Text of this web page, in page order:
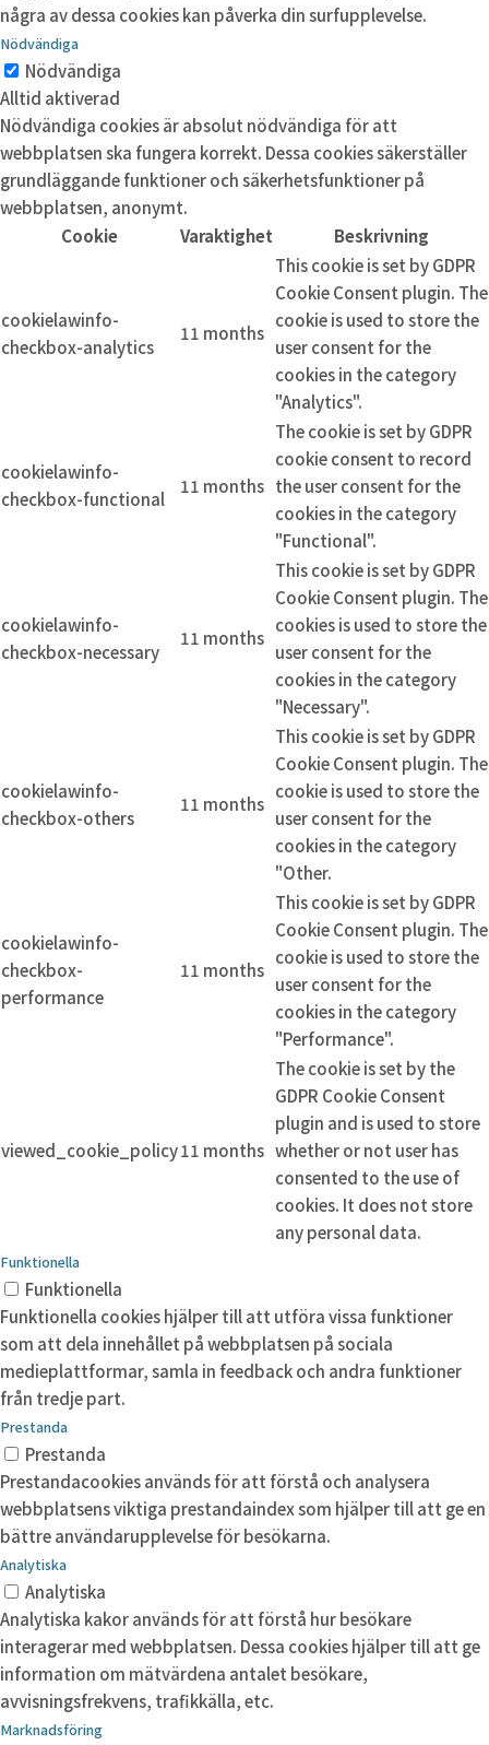
några av dessa cookies kan påverka din surfupplevelse.
Nödvändiga
Nödvändiga
Alltid aktiverad
Nödvändiga cookies är absolut nödvändiga för att
webbplatsen ska fungera korrekt. Dessa cookies säkerställer
grundläggande funktioner och säkerhetsfunktioner på
webbplatsen, anonymt.
Cookie
Varaktighet Beskrivning
cookielawinfo-
checkbox-analytics
11 months
This cookie is set by GDPR
Cookie Consent plugin. The
cookie is used to store the
user consent for the
cookies in the category
"Analytics".
cookielawinfo-
checkbox-functional
11 months
The cookie is set by GDPR
cookie consent to record
the user consent for the
cookies in the category
"Functional".
cookielawinfo-
checkbox-necessary
11 months
This cookie is set by GDPR
Cookie Consent plugin. The
cookies is used to store the
user consent for the
cookies in the category
"Necessary".
cookielawinfo-
checkbox-others
11 months
This cookie is set by GDPR
Cookie Consent plugin. The
cookie is used to store the
user consent for the
cookies in the category
"Other.
cookielawinfo-
checkbox-
performance
11 months
This cookie is set by GDPR
Cookie Consent plugin. The
cookie is used to store the
user consent for the
cookies in the category
"Performance".
viewed_cookie_policy11 months
The cookie is set by the
GDPR Cookie Consent
plugin and is used to store
whether or not user has
consented to the use of
cookies. It does not store
any personal data.
Funktionella
Funktionella
Funktionella cookies hjälper till att utföra vissa funktioner
som att dela innehållet på webbplatsen på sociala
medieplattformar, samla in feedback och andra funktioner
från tredje part.
Prestanda
Prestanda
Prestandacookies används för att förstå och analysera
webbplatsens viktiga prestandaindex som hjälper till att ge en
bättre användarupplevelse för besökarna.
Analytiska
Analytiska
Analytiska kakor används för att förstå hur besökare
interagerar med webbplatsen. Dessa cookies hjälper till att ge
information om mätvärdena antalet besökare,
avvisningsfrekvens, trafikkälla, etc.
Marknadsföring